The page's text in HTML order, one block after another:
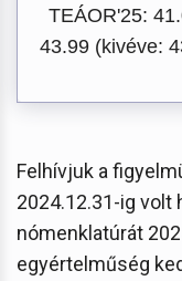
TEÁOR'25:
43.99 (kivéve:
Felhívjuk a
2024.12.31-ig volt
nómenklatúrát
egyértelműség